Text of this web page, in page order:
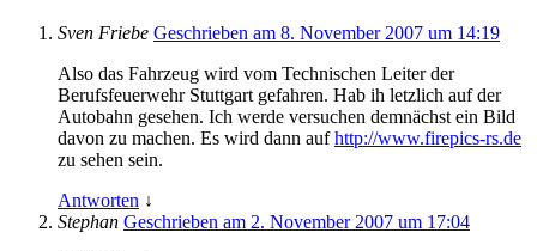
Sven Friebe Geschrieben am 8. November 2007 um 14:19
Also das Fahrzeug wird vom Technischen Leiter der
Berufsfeuerwehr Stuttgart gefahren. Hab ih letzlich auf der
Autobahn gesehen. Ich werde versuchen demnächst ein Bild
davon zu machen. Es wird dann aufhttp://www.firepics-rs.de
zu sehen sein.
Antworten ↓
Stephan Geschrieben am 2. November 2007 um 17:04